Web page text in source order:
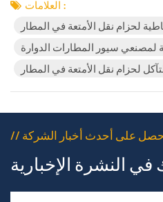
إحدى أهم مزايا شرائح المطاط
العلامات :
لحزام نقل الأمتعة في المطار
سيور المطارات الدوارة
لحزام نقل الأمتعة في المطار
احصل على أحدث أخبار الشركة
في النشرة الإخبارية